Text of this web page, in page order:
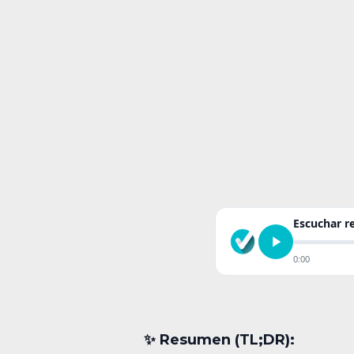
Escuchar
0:00
✨︎ Resumen (TL;DR):